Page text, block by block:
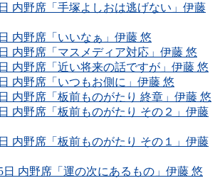
内野席「手塚よしおは逃げない」伊藤
内野席「いいなぁ」伊藤 悠
内野席「マスメディア対応」伊藤 悠
内野席「近い将来の話ですが」伊藤 悠
内野席「いつもお側に」伊藤 悠
内野席「板前ものがたり 終章」伊藤 悠
内野席「板前ものがたり その２」伊藤
内野席「板前ものがたり その１」伊藤
日 内野席「運の次にあるもの」伊藤 悠